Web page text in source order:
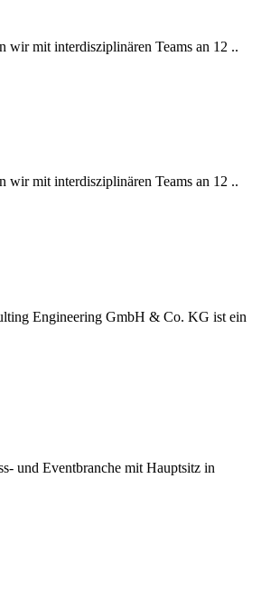
wir mit interdisziplinären Teams an 12 ..
wir mit interdisziplinären Teams an 12 ..
Engineering GmbH & Co. KG ist ein
und Eventbranche mit Hauptsitz in